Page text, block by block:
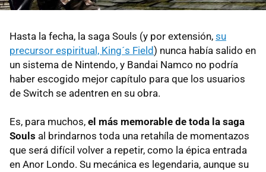
Hasta la fecha, la saga Souls (y por extensión, su
precursor espiritual, King´s Field) nunca había salido en
un sistema de Nintendo, y Bandai Namco no podría
haber escogido mejor capítulo para que los usuarios
de Switch se adentren en su obra.
Es, para muchos, el más memorable de toda la saga
Souls al brindarnos toda una retahíla de momentazos
que será difícil volver a repetir, como la épica entrada
en Anor Londo. Su mecánica es legendaria, aunque su